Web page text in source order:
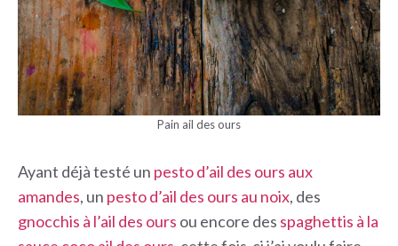
Pain ail des ours
Ayant déjà testé un pesto d’ail des ours aux
amandes, un pesto d’ail des ours au noix, des
gnocchis à l’ail des ours ou encore des spaghettis à la